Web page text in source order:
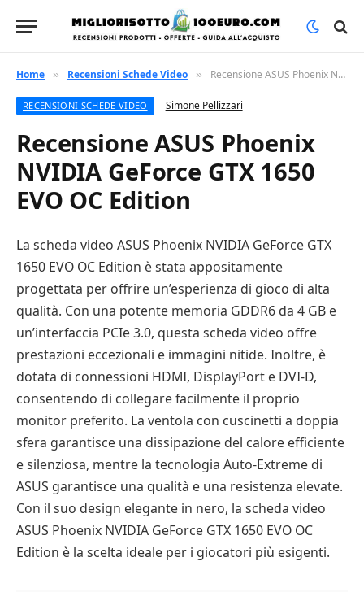
Home » Recensioni Schede Video » Recensione ASUS Phoenix NVIDIA GeForce GTX 1650 EVO OC Edition
RECENSIONI SCHEDE VIDEO Simone Pellizzari
Recensione ASUS Phoenix
NVIDIA GeForce GTX 1650
EVO OC Edition
La scheda video ASUS Phoenix NVIDIA GeForce GTX
1650 EVO OC Edition è stata appositamente
progettata per offrire un’esperienza di gioco di alta
qualità. Con una potente memoria GDDR6 da 4 GB e
un’interfaccia PCIe 3.0, questa scheda video offre
prestazioni eccezionali e immagini nitide. Inoltre, è
dotata di connessioni HDMI, DisplayPort e DVI-D,
consentendo di collegare facilmente il proprio
monitor preferito. La ventola con cuscinetti a doppia
sfera garantisce una dissipazione del calore efficiente
e silenziosa, mentre la tecnologia Auto-Extreme di
ASUS garantisce una qualità e una resistenza elevate.
Con il suo design elegante in nero, la scheda video
ASUS Phoenix NVIDIA GeForce GTX 1650 EVO OC
Edition è la scelta ideale per i giocatori più esigenti.